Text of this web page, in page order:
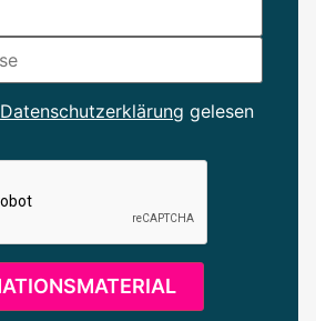
Datenschutzerklärung gelesen